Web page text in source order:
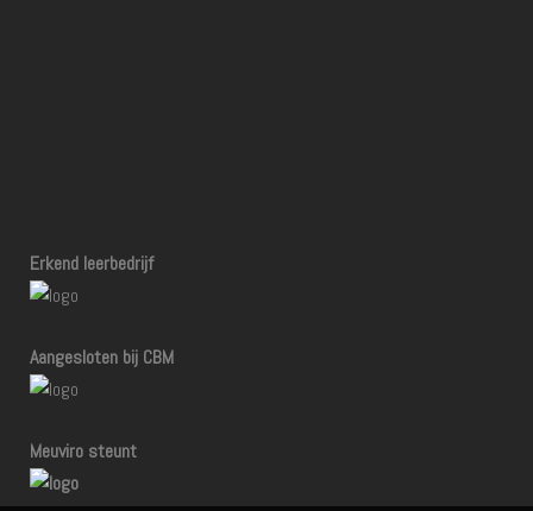
Erkend leerbedrijf
Aangesloten bij CBM
Meuviro steunt